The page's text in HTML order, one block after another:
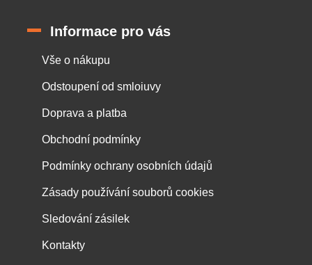
Informace pro vás
Vše o nákupu
Odstoupení od smloiuvy
Doprava a platba
Obchodní podmínky
Podmínky ochrany osobních údajů
Zásady používání souborů cookies
Sledování zásilek
Kontakty